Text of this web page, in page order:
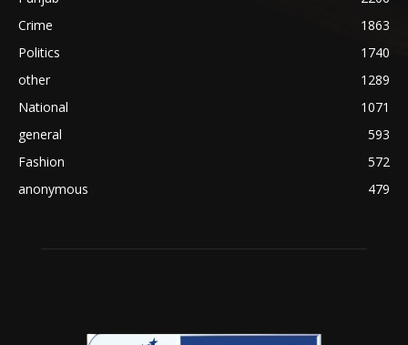
Crime
1863
Politics
1740
other
1289
National
1071
general
593
Fashion
572
anonymous
479